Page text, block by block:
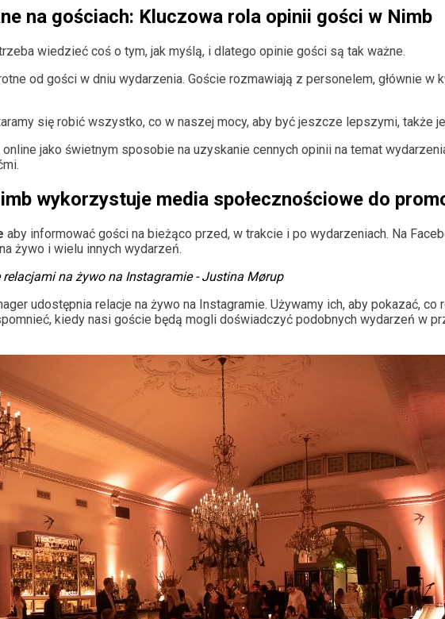
na gościach: Kluczowa rola opinii gości w Nimb
wiedzieć coś o tym, jak myślą, i dlatego opinie gości są tak ważne.
od gości w dniu wydarzenia. Goście rozmawiają z personelem, głównie
się robić wszystko, co w naszej mocy, aby być jeszcze lepszymi, także
jako świetnym sposobie na uzyskanie cennych opinii na temat
wykorzystuje media społecznościowe do
aby informować gości na bieżąco przed, w trakcie i po wydarzeniach. Na
żywo i wielu innych wydarzeń.
na żywo na Instagramie - Justina Mørup
udostępnia relacje na żywo na Instagramie. Używamy ich, aby pokazać,
kiedy nasi goście będą mogli doświadczyć podobnych wydarzeń w